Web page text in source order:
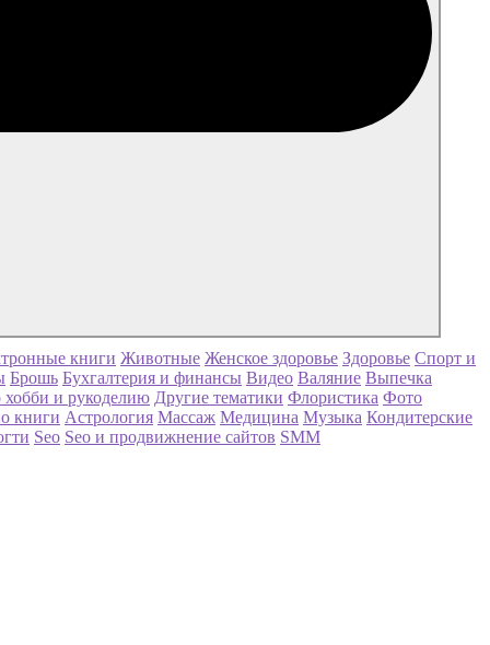
книги Животные Женское здоровье Здоровье Спорт и
Брошь Бухгалтерия и финансы Видео Валяние Выпечка
и рукоделию Другие тематики Флористика Фото
книги Астрология Массаж Медицина Музыка Кондитерские
Seo Seo и продвижнение сайтов SMM